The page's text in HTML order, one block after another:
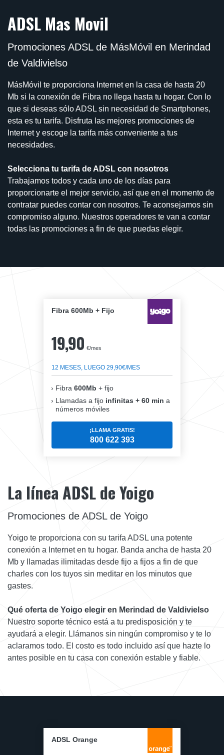
ADSL Mas Movil
Promociones ADSL de MásMóvil en Merindad
de Valdivielso
MásMóvil te proporciona Internet en la casa de hasta 20
Mb si la conexión de Fibra no llega hasta tu hogar. Con lo
que si deseas sólo ADSL sin necesidad de Smartphones,
esta es tu tarifa. Disfruta las mejores promociones de
Internet y escoge la tarifa más conveniente a tus
necesidades.
Selecciona tu tarifa de ADSL con nosotros
Trabajamos todos y cada uno de los días para
proporcionarte el mejor servicio, así que en el momento de
contratar puedes contar con nosotros. Te aconsejamos sin
compromiso alguno. Nuestros operadores te van a contar
todas las promociones a fin de que puedas elegir.
Fibra 600Mb + Fijo
19,90 €/mes
12 MESES, LUEGO 29,90€/MES
Fibra 600Mb + fijo
Llamadas a fijo infinitas + 60 min a
números móviles
¡LLAMA GRATIS!
800 622 393
La línea ADSL de Yoigo
Promociones de ADSL de Yoigo
Yoigo te proporciona con su tarifa ADSL una potente
conexión a Internet en tu hogar. Banda ancha de hasta 20
Mb y llamadas ilimitadas desde fijo a fijos a fin de que
charles con los tuyos sin meditar en los minutos que
gastes.
Qué oferta de Yoigo elegir en Merindad de Valdivielso
Nuestro soporte técnico está a tu predisposición y te
ayudará a elegir. Llámanos sin ningún compromiso y te lo
aclaramos todo. El costo es todo incluido así que hazte lo
antes posible en tu casa con conexión estable y fiable.
ADSL Orange